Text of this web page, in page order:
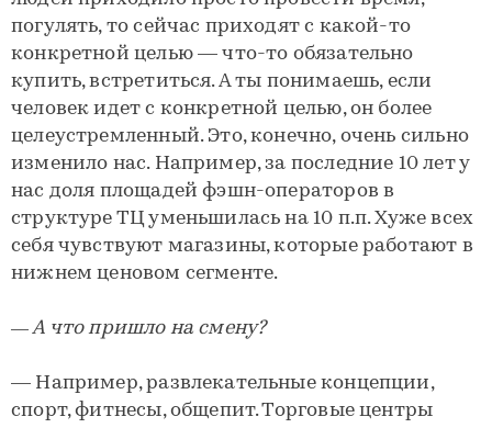
погулять, то сейчас приходят с какой-то
конкретной целью — что-то обязательно
купить, встретиться. А ты понимаешь, если
человек идет с конкретной целью, он более
целеустремленный. Это, конечно, очень сильно
изменило нас. Например, за последние 10 лет у
нас доля площадей фэшн-операторов в
структуре ТЦ уменьшилась на 10 п.п. Хуже всех
себя чувствуют магазины, которые работают в
нижнем ценовом сегменте.
— А что пришло на смену?
— Например, развлекательные концепции,
спорт, фитнесы, общепит. Торговые центры